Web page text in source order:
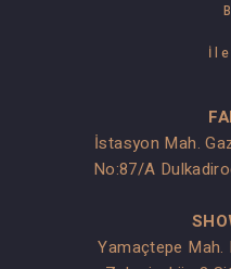
İstasyon Mah.
No:87/A
Yamaçtepe Mah.